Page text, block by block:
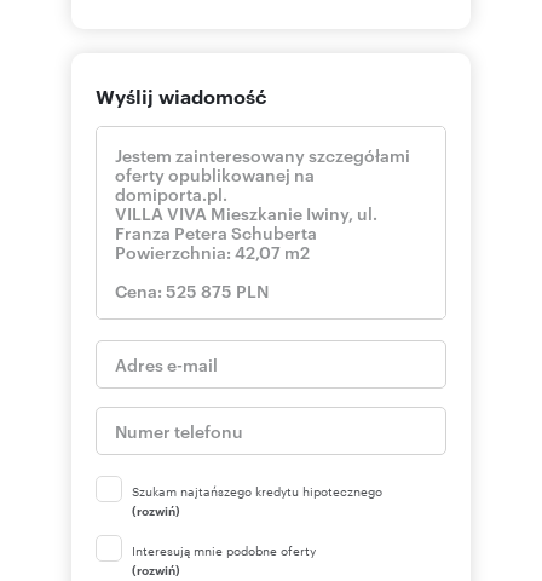
Wyślij wiadomość
Szukam najtańszego kredytu hipotecznego
(rozwiń)
Interesują mnie podobne oferty
(rozwiń)